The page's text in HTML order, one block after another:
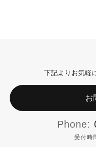
下記よりお気軽
お
Phone:
受付